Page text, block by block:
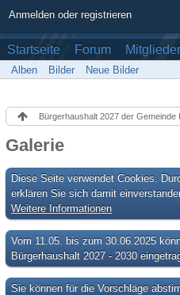
Anmelden oder registrieren
Startseite Forum Mitglieder
Alben Bilder Neue Bilder
Bürgerhaushalt 2027 der Gemeinde
Galerie
Diese Seite verwendet Cookies.
erklären Sie sich damit
Weitere Informationen
Vom 11.05. bis zum 30.06.2025
Bürgerhaushalt 2027 - 2030
Sie können für die Vorschläge